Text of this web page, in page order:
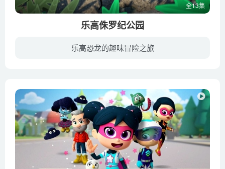
全13集
乐高侏罗纪公园
乐高恐龙的趣味冒险之旅